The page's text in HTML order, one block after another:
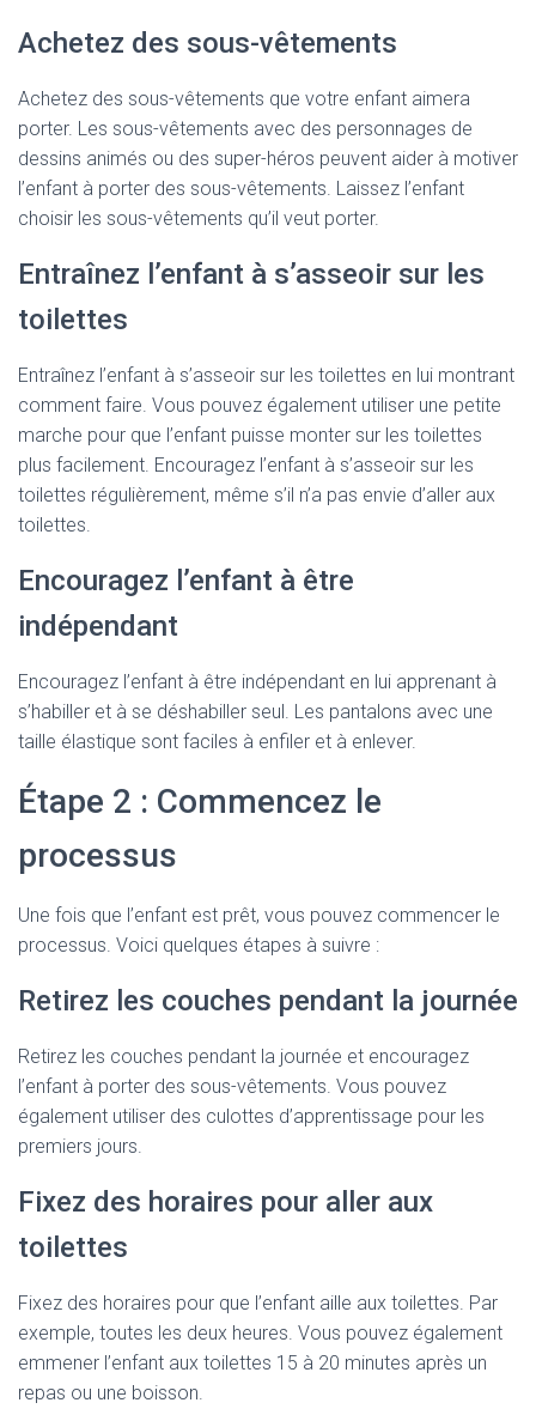
Achetez des sous-vêtements
Achetez des sous-vêtements que votre enfant aimera
porter. Les sous-vêtements avec des personnages de
dessins animés ou des super-héros peuvent aider à motiver
l’enfant à porter des sous-vêtements. Laissez l’enfant
choisir les sous-vêtements qu’il veut porter.
Entraînez l’enfant à s’asseoir sur les
toilettes
Entraînez l’enfant à s’asseoir sur les toilettes en lui montrant
comment faire. Vous pouvez également utiliser une petite
marche pour que l’enfant puisse monter sur les toilettes
plus facilement. Encouragez l’enfant à s’asseoir sur les
toilettes régulièrement, même s’il n’a pas envie d’aller aux
toilettes.
Encouragez l’enfant à être
indépendant
Encouragez l’enfant à être indépendant en lui apprenant à
s’habiller et à se déshabiller seul. Les pantalons avec une
taille élastique sont faciles à enfiler et à enlever.
Étape 2 : Commencez le
processus
Une fois que l’enfant est prêt, vous pouvez commencer le
processus. Voici quelques étapes à suivre :
Retirez les couches pendant la journée
Retirez les couches pendant la journée et encouragez
l’enfant à porter des sous-vêtements. Vous pouvez
également utiliser des culottes d’apprentissage pour les
premiers jours.
Fixez des horaires pour aller aux
toilettes
Fixez des horaires pour que l’enfant aille aux toilettes. Par
exemple, toutes les deux heures. Vous pouvez également
emmener l’enfant aux toilettes 15 à 20 minutes après un
repas ou une boisson.